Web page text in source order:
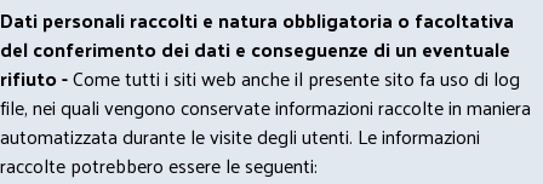
Dati personali raccolti e natura obbligatoria o facoltativa
del conferimento dei dati e conseguenze di un eventuale
rifiuto -Come tutti i siti web anche il presente sito fa uso di log
file, nei quali vengono conservate informazioni raccolte in maniera
automatizzata durante le visite degli utenti. Le informazioni
raccolte potrebbero essere le seguenti: